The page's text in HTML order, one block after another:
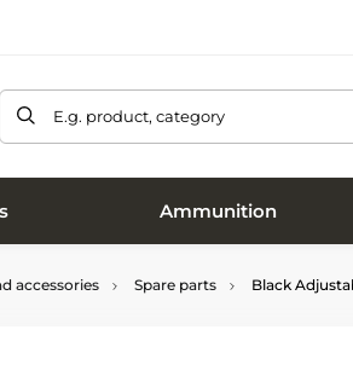
E.g. product, category
Ammunition
accessories Spare parts Black